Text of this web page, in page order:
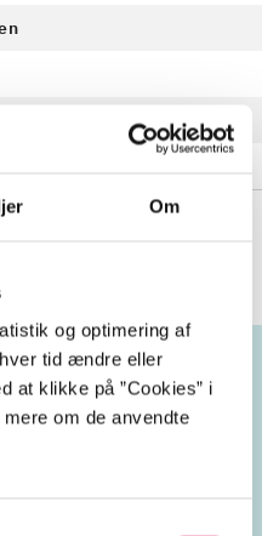
Om
og optimering af
tid ændre eller
at klikke på ”Cookies” i
om de anvendte